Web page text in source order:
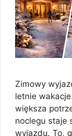
Zimowy
letnie
większa
noclegu staje
wyjazdu. To,